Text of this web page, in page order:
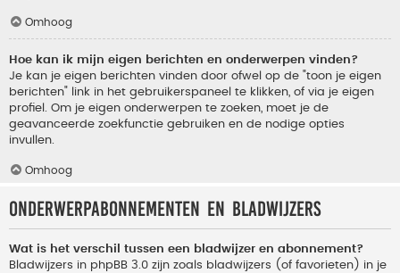
Omhoog
Hoe kan ik mijn eigen berichten en onderwerpen vinden?
Je kan je eigen berichten vinden door ofwel op de "toon je eigen
berichten" link in het gebruikerspaneel te klikken, of via je eigen
profiel. Om je eigen onderwerpen te zoeken, moet je de
geavanceerde zoekfunctie gebruiken en de nodige opties
invullen.
Omhoog
Onderwerpabonnementen en bladwijzers
Wat is het verschil tussen een bladwijzer en abonnement?
Bladwijzers in phpBB 3.0 zijn zoals bladwijzers (of favorieten) in je